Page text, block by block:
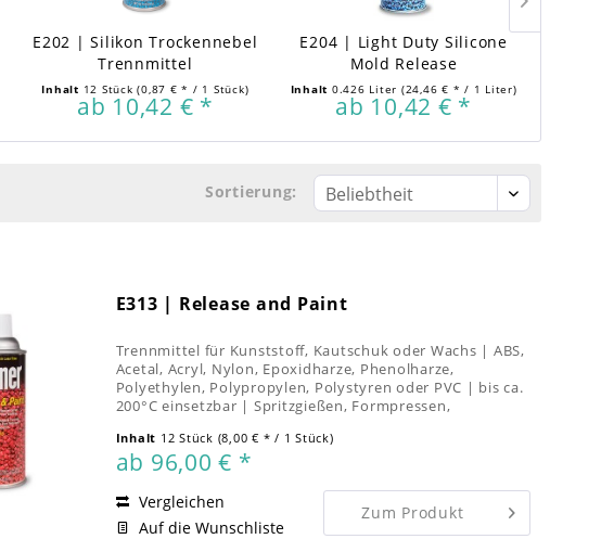
E202 | Silikon Trockennebel
Trennmittel
Inhalt 12 Stück(0,87 € * / 1 Stück)
ab 10,42 € *
E204 | Light Duty Silicone
Mold Release
Inhalt 0.426 Liter (24,46 € * / 1 Liter)
ab 10,42 € *
Sortierung:
E313 | Release and Paint
Trennmittel für Kunststoff, Kautschuk oder Wachs | ABS,
Acetal, Acryl, Nylon, Epoxidharze, Phenolharze,
Polyethylen, Polypropylen, Polystyren oder PVC | bis ca.
200°C einsetzbar | Spritzgießen, Formpressen,
Inhalt 12 Stück (8,00 € * / 1 Stück)
ab 96,00 € *
Zum Produkt
Vergleichen
Auf die Wunschliste